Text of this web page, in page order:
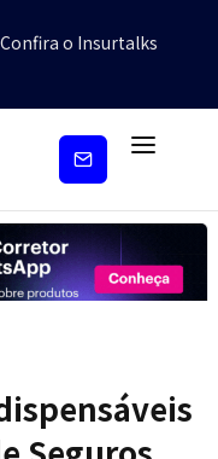
o Insurtalks
Inscreva-